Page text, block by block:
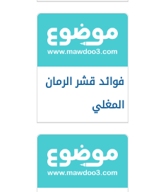
فوائد قشر الرمان
المغلي